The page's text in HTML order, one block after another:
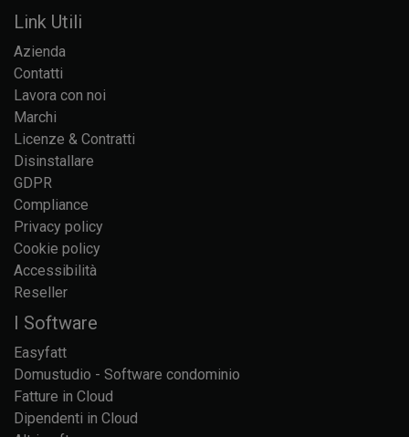
Link Utili
Azienda
Contatti
Lavora con noi
Marchi
Licenze & Contratti
Disinstallare
GDPR
Compliance
Privacy policy
Cookie policy
Accessibilità
Reseller
I Software
Easyfatt
Domustudio - Software condominio
Fatture in Cloud
Dipendenti in Cloud